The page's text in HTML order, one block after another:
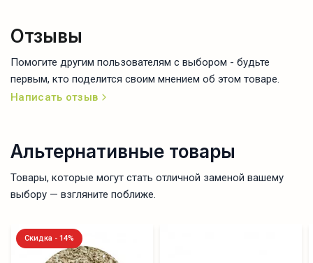
Отзывы
Помогите другим пользователям с выбором - будьте
первым, кто поделится своим мнением об этом товаре.
Написать отзыв
Альтернативные товары
Товары, которые могут стать отличной заменой вашему
выбору — взгляните поближе.
Скидка - 14%